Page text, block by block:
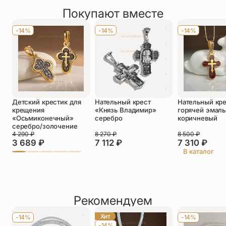
Оставить отзыв
Телефон
Отзыв*
Прикрепить фото
Покупают вместе
-14%
Детский крестик для
крещения
«Осьмиконечный»
серебро/золочение
3 689 ₽
4 290₽
-14%
Нательный крест
«Князь Владимир»
серебро
7 112 ₽
8 270₽
-14%
Нательный
горячей
коричневый
7 310 ₽
8 500₽
В каталог
Рекомендуем
-14%
Хит
-14%